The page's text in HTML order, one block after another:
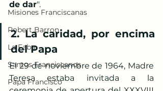
Misiones Franciscanas
Robert Barron
La Faba
Santos Franciscanos
Papa Francisco
de dar".
2. La caridad, por encima
del Papa
El 29 de noviembre de 1964, Madre
Teresa estaba invitada a la